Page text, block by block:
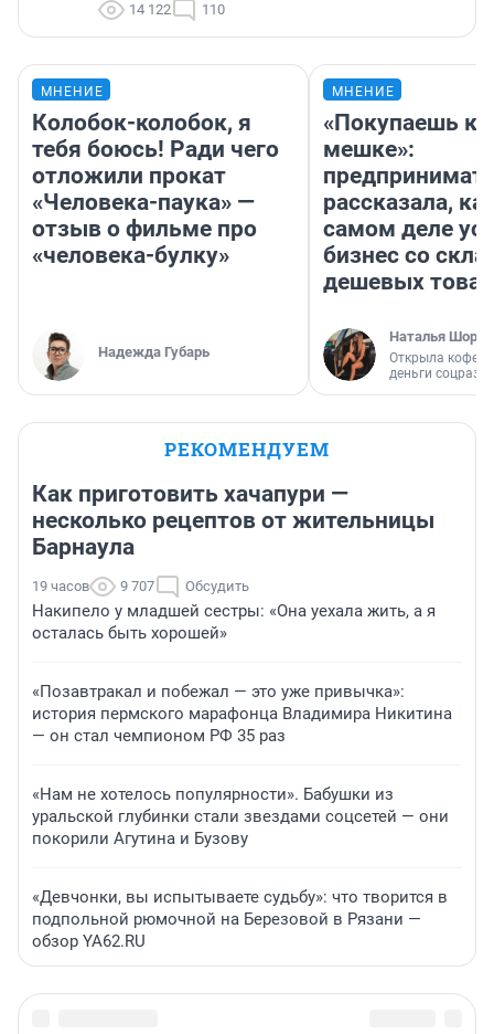
14 122 110
МНЕНИЕ
Колобок-колобок, я
тебя боюсь! Ради чего
отложили прокат
«Человека-паука» —
отзыв о фильме про
«человека-булку»
Надежда Губарь
МНЕНИЕ
«Покупаешь
мешке»:
рассказала,
самом деле
бизнес со
дешевых
Наталья
Открыла
деньги
РЕКОМЕНДУЕМ
Как приготовить хачапури —
несколько рецептов от жительницы
Барнаула
19 часов 9 707 Обсудить
Накипело у младшей сестры: «Она уехала жить, а я
осталась быть хорошей»
«Позавтракал и побежал — это уже привычка»:
история пермского марафонца Владимира Никитина
— он стал чемпионом РФ 35 раз
«Нам не хотелось популярности». Бабушки из
уральской глубинки стали звездами соцсетей — они
покорили Агутина и Бузову
«Девчонки, вы испытываете судьбу»: что творится в
подпольной рюмочной на Березовой в Рязани —
обзор YA62.RU